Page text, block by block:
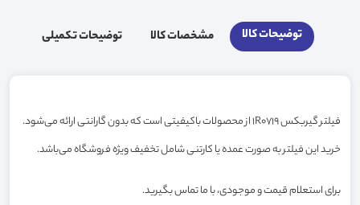
توضیحات کالا مشخصات کالا توضیحات تکمیلی
فیلتر گیربکس 1R0719 از محصولات باکیفیتی است که بدون گارانتی ارائه می‌شود.
خرید این فیلتر به صورت عمده یا کارتنی شامل تخفیف ویژه فروشگاه می‌باشد.
برای استعلام قیمت و موجودی، با ما تماس بگیرید.